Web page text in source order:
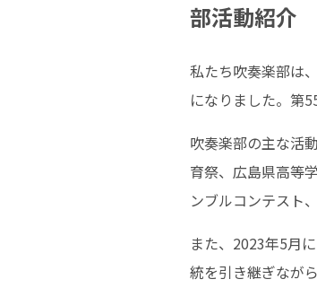
部活動紹介
私たち吹奏楽部は
になりました。第
吹奏楽部の主な活
育祭、広島県高等
ンブルコンテスト
また、2023年5月
統を引き継ぎなが